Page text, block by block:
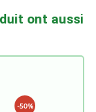
ont aussi
-50%